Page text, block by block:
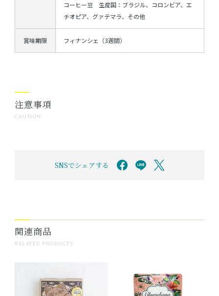
コーヒー豆 生産国：ブラジル、コロンビア、エ
チオピア、グァテマラ、その他
賞味期限 フィナンシェ（3週間）
CAUTION
注意事項
SNSでシェアする
RELATED PRODUCTS
関連商品